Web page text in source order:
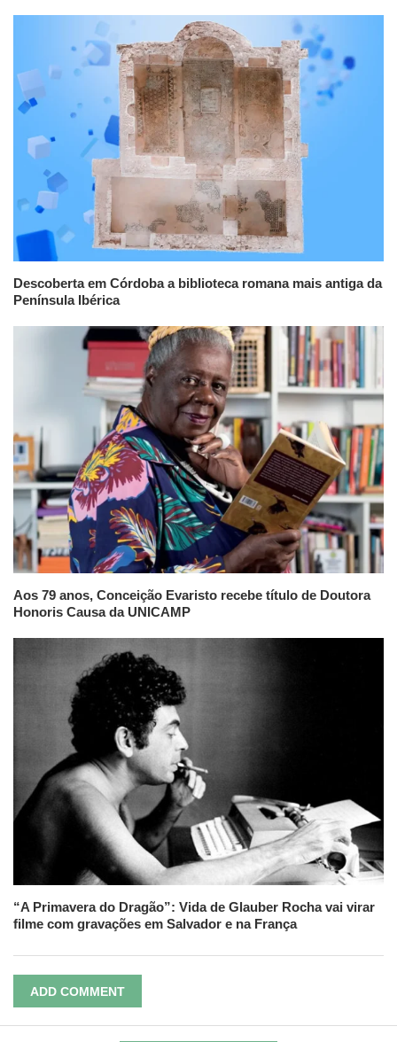
Descoberta em Córdoba a biblioteca romana mais antiga da
Península Ibérica
Aos 79 anos, Conceição Evaristo recebe título de Doutora
Honoris Causa da UNICAMP
“A Primavera do Dragão”: Vida de Glauber Rocha vai virar
filme com gravações em Salvador e na França
ADD COMMENT